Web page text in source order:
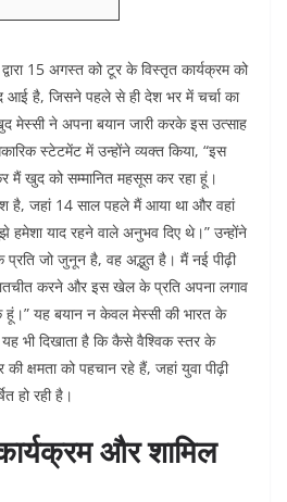
15 अगस्त को टूर के विस्तृत कार्यक्रम को
आई है, जिसने पहले से ही देश भर में चर्चा का
मेस्सी ने अपना बयान जारी करके इस उत्साह
स्टेटमेंट में उन्होंने व्यक्त किया, “इस
मैं खुद को सम्मानित महसूस कर रहा हूं।
है, जहां 14 साल पहले मैं आया था और वहां
याद रहने वाले अनुभव दिए थे।” उन्होंने
जो जुनून है, वह अद्भुत है। मैं नई पीढ़ी
करने और इस खेल के प्रति अपना लगाव
यह बयान न केवल मेस्सी की भारत के
यह भी दिखाता है कि कैसे वैश्विक स्तर के
की क्षमता को पहचान रहे हैं, जहां युवा पीढ़ी
हो रही है।
और शामिल